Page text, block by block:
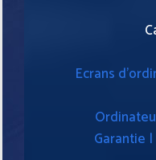
Ecrans
Garantie